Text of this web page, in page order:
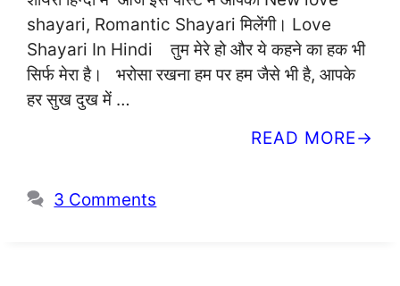
shayari, Romantic Shayari मिलेंगी। Love
Shayari In Hindi तुम मेरे हो और ये कहने का हक भी
सिर्फ मेरा है। भरोसा रखना हम पर हम जैसे भी है, आपके
हर सुख दुख में …
READ MORE
3 Comments